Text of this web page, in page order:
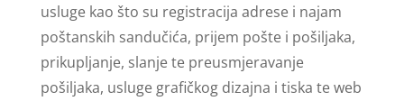
usluge kao što su registracija adrese i najam
poštanskih sandučića, prijem pošte i pošiljaka,
prikupljanje, slanje te preusmjeravanje
pošiljaka, usluge grafičkog dizajna i tiska te web